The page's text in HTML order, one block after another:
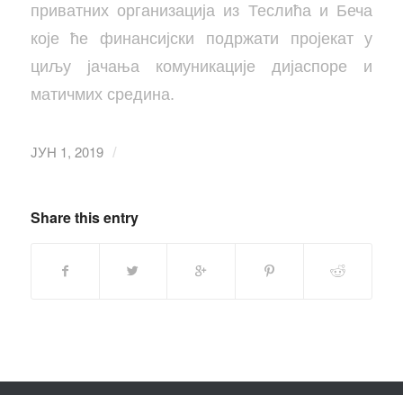
приватних организација из Теслића и Беча
које ће финансијски подржати пројекат у
циљу јачања комуникације дијаспоре и
матичмих средина.
ЈУН 1, 2019 /
Share this entry